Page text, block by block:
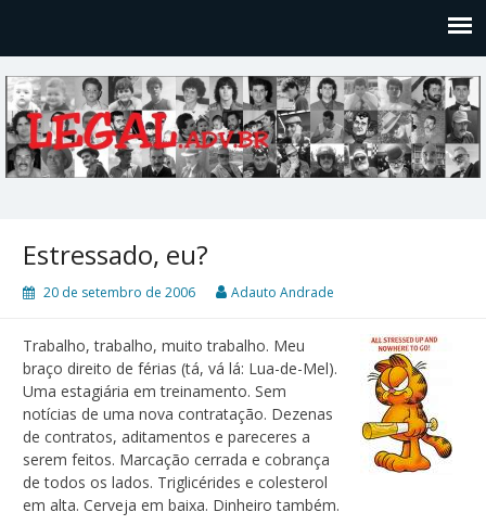
Estressado, eu?
20 de setembro de 2006 Adauto Andrade
Trabalho, trabalho, muito trabalho. Meu
braço direito de férias (tá, vá lá: Lua-de-Mel).
Uma estagiária em treinamento. Sem
notícias de uma nova contratação. Dezenas
de contratos, aditamentos e pareceres a
serem feitos. Marcação cerrada e cobrança
de todos os lados. Triglicérides e colesterol
em alta. Cerveja em baixa. Dinheiro também.